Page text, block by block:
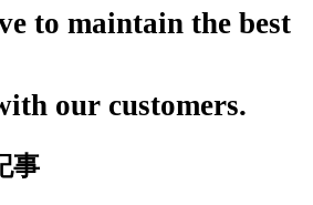
to maintain the best
our customers.
事